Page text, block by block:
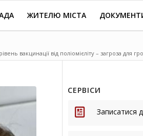
ЖИТЕЛЮ МІСТА
вакцинації від поліомієліту – загроза для
СЕРВІСИ
Записатися